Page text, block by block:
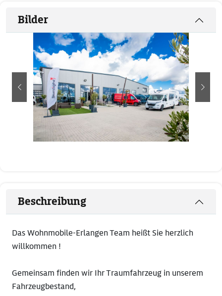
Bilder
zurück
Beschreibung
Das Wohnmobile-Erlangen Team heißt Sie herzlich
willkommen !
Gemeinsam finden wir Ihr Traumfahrzeug in unserem
Fahrzeugbestand,